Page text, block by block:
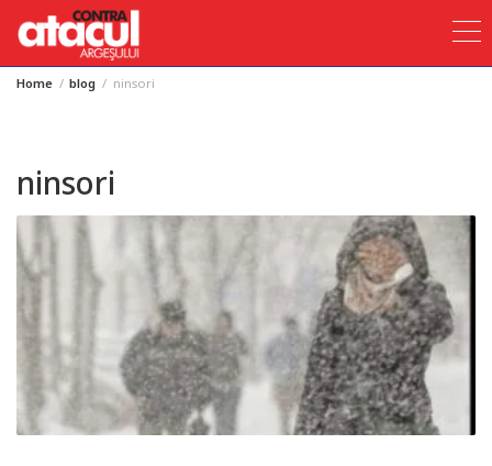
SkipHome blog ninsori
ninsori